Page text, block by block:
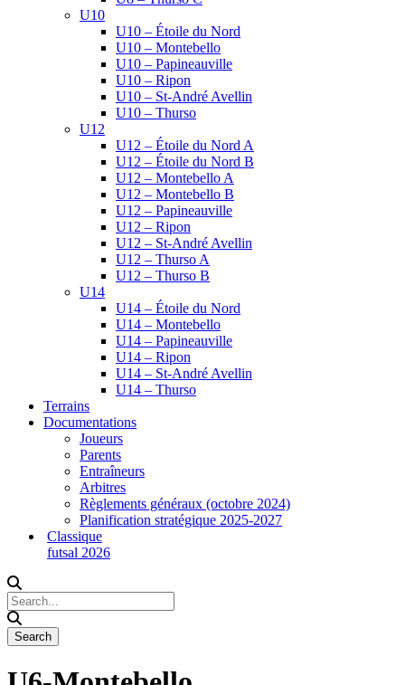
U10
U10 – Étoile du Nord
U10 – Montebello
U10 – Papineauville
U10 – Ripon
U10 – St-André Avellin
U10 – Thurso
U12
U12 – Étoile du Nord A
U12 – Étoile du Nord B
U12 – Montebello A
U12 – Montebello B
U12 – Papineauville
U12 – Ripon
U12 – St-André Avellin
U12 – Thurso A
U12 – Thurso B
U14
U14 – Étoile du Nord
U14 – Montebello
U14 – Papineauville
U14 – Ripon
U14 – St-André Avellin
U14 – Thurso
Terrains
Documentations
Joueurs
Parents
Entraîneurs
Arbitres
Règlements généraux (octobre 2024)
Planification stratégique 2025-2027
Classique
futsal 2026